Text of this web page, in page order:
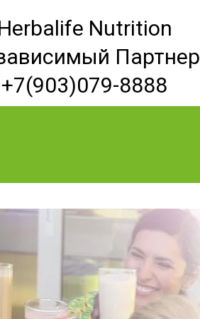
Nutrition
Партнер
+7(903)079-8888